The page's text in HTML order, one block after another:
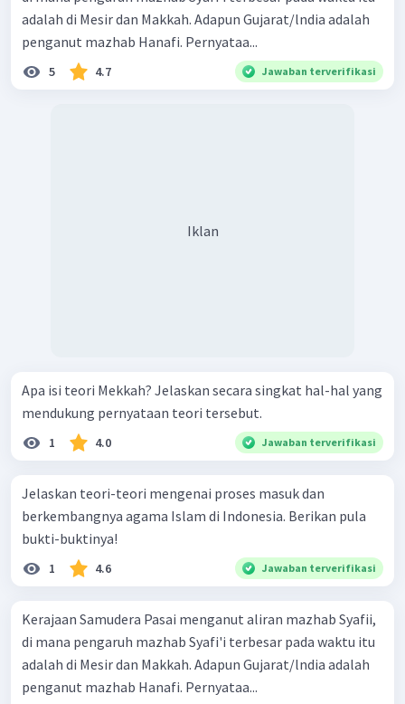
adalah di Mesir dan Makkah. Adapun Gujarat/lndia adalah
penganut mazhab Hanafi. Pernyataa...
5 4.7 Jawaban terverifikasi
Iklan
Apa isi teori Mekkah? Jelaskan secara singkat hal-hal yang
mendukung pernyataan teori tersebut.
1 4.0 Jawaban terverifikasi
Jelaskan teori-teori mengenai proses masuk dan
berkembangnya agama Islam di Indonesia. Berikan pula
bukti-buktinya!
1 4.6 Jawaban terverifikasi
Kerajaan Samudera Pasai menganut aliran mazhab Syafii,
di mana pengaruh mazhab Syafi'i terbesar pada waktu itu
adalah di Mesir dan Makkah. Adapun Gujarat/lndia adalah
penganut mazhab Hanafi. Pernyataa...